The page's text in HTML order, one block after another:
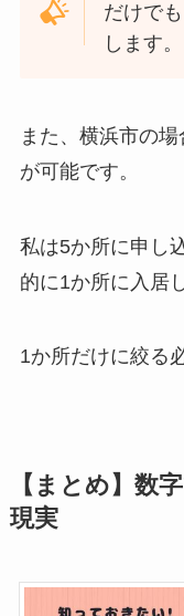
だけで
します。
また、横浜市の
が可能です。
私は5か所に申し
的に1か所に入居
1か所だけに絞る
【まとめ】数
現実